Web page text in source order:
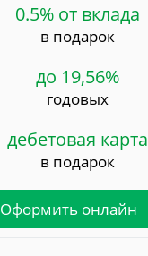
0.5% от вклада
в подарок
до 19,56%
годовых
дебетовая карта
в подарок
Оформить онлайн